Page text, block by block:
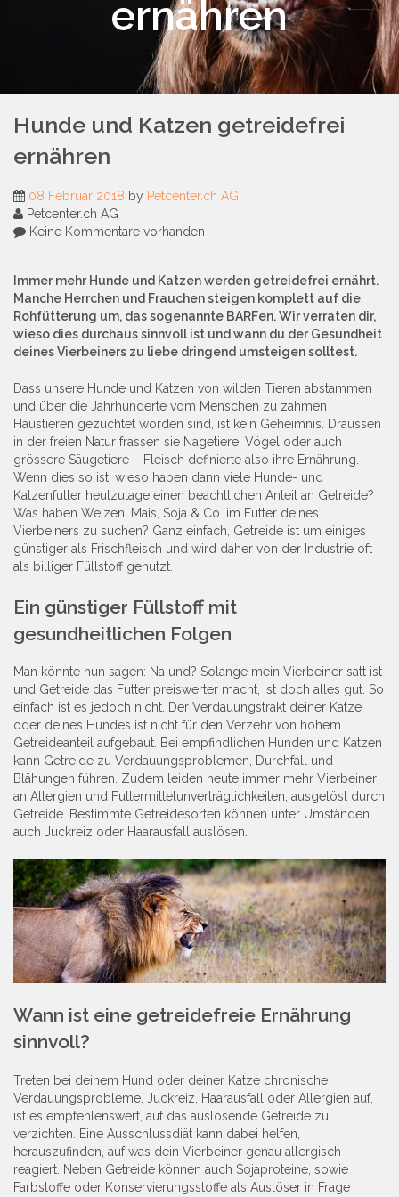
ernähren
Hunde und Katzen getreidefrei
ernähren
08 Februar 2018 by Petcenter.ch AG
Petcenter.ch AG
Keine Kommentare vorhanden
Immer mehr Hunde und Katzen werden getreidefrei ernährt.
Manche Herrchen und Frauchen steigen komplett auf die
Rohfütterung um, das sogenannte BARFen. Wir verraten dir,
wieso dies durchaus sinnvoll ist und wann du der Gesundheit
deines Vierbeiners zu liebe dringend umsteigen solltest.
Dass unsere Hunde und Katzen von wilden Tieren abstammen
und über die Jahrhunderte vom Menschen zu zahmen
Haustieren gezüchtet worden sind, ist kein Geheimnis. Draussen
in der freien Natur frassen sie Nagetiere, Vögel oder auch
grössere Säugetiere – Fleisch definierte also ihre Ernährung.
Wenn dies so ist, wieso haben dann viele Hunde- und
Katzenfutter heutzutage einen beachtlichen Anteil an Getreide?
Was haben Weizen, Mais, Soja & Co. im Futter deines
Vierbeiners zu suchen? Ganz einfach, Getreide ist um einiges
günstiger als Frischfleisch und wird daher von der Industrie oft
als billiger Füllstoff genutzt.
Ein günstiger Füllstoff mit
gesundheitlichen Folgen
Man könnte nun sagen: Na und? Solange mein Vierbeiner satt ist
und Getreide das Futter preiswerter macht, ist doch alles gut. So
einfach ist es jedoch nicht. Der Verdauungstrakt deiner Katze
oder deines Hundes ist nicht für den Verzehr von hohem
Getreideanteil aufgebaut. Bei empfindlichen Hunden und Katzen
kann Getreide zu Verdauungsproblemen, Durchfall und
Blähungen führen. Zudem leiden heute immer mehr Vierbeiner
an Allergien und Futtermittelunverträglichkeiten, ausgelöst durch
Getreide. Bestimmte Getreidesorten können unter Umständen
auch Juckreiz oder Haarausfall auslösen.
Wann ist eine getreidefreie Ernährung
sinnvoll?
Treten bei deinem Hund oder deiner Katze chronische
Verdauungsprobleme, Juckreiz, Haarausfall oder Allergien auf,
ist es empfehlenswert, auf das auslösende Getreide zu
verzichten. Eine Ausschlussdiät kann dabei helfen,
herauszufinden, auf was dein Vierbeiner genau allergisch
reagiert. Neben Getreide können auch Sojaproteine, sowie
Farbstoffe oder Konservierungsstoffe als Auslöser in Frage